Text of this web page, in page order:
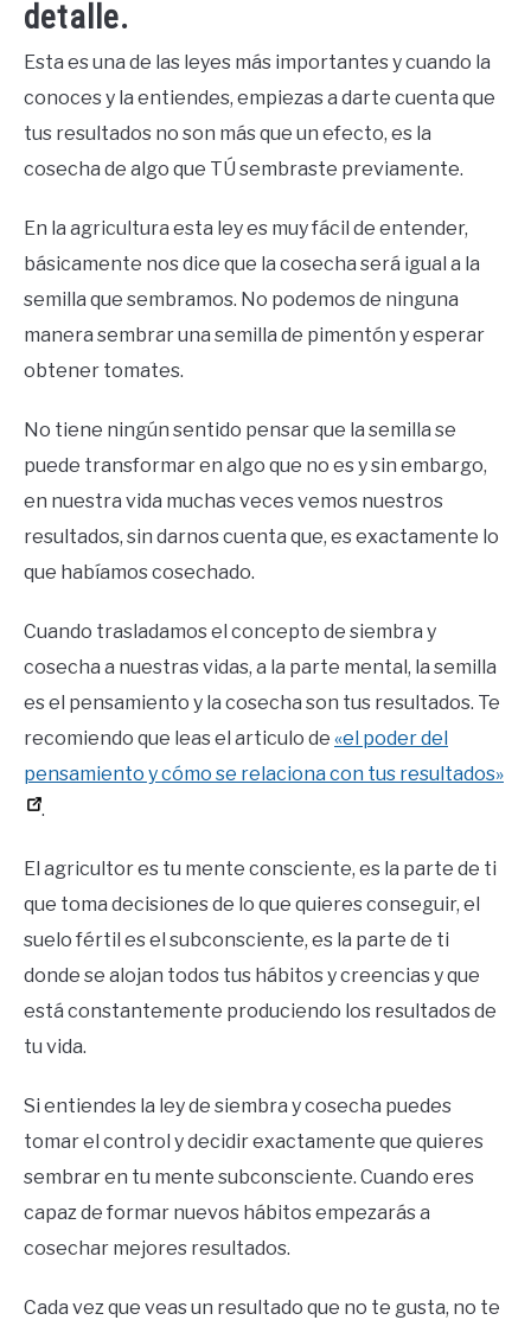
detalle.
Esta es una de las leyes más importantes y cuando la
conoces y la entiendes, empiezas a darte cuenta que
tus resultados no son más que un efecto, es la
cosecha de algo que TÚ sembraste previamente.
En la agricultura esta ley es muy fácil de entender,
básicamente nos dice que la cosecha será igual a la
semilla que sembramos. No podemos de ninguna
manera sembrar una semilla de pimentón y esperar
obtener tomates.
No tiene ningún sentido pensar que la semilla se
puede transformar en algo que no es y sin embargo,
en nuestra vida muchas veces vemos nuestros
resultados, sin darnos cuenta que, es exactamente lo
que habíamos cosechado.
Cuando trasladamos el concepto de siembra y
cosecha a nuestras vidas, a la parte mental, la semilla
es el pensamiento y la cosecha son tus resultados. Te
recomiendo que leas el articulo de «el poder del
pensamiento y cómo se relaciona con tus resultados»
.
El agricultor es tu mente consciente, es la parte de ti
que toma decisiones de lo que quieres conseguir, el
suelo fértil es el subconsciente, es la parte de ti
donde se alojan todos tus hábitos y creencias y que
está constantemente produciendo los resultados de
tu vida.
Si entiendes la ley de siembra y cosecha puedes
tomar el control y decidir exactamente que quieres
sembrar en tu mente subconsciente. Cuando eres
capaz de formar nuevos hábitos empezarás a
cosechar mejores resultados.
Cada vez que veas un resultado que no te gusta, no te